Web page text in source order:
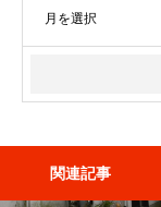
関連記事